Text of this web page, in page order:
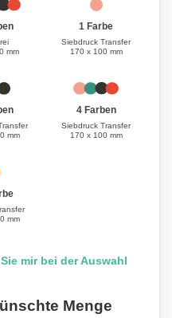
mm
1 Farbe
Siebdruck Transfer
170 x 100 mm
mm
4 Farben
Siebdruck Transfer
170 x 100 mm
mm
mir bei der Auswahl
Menge